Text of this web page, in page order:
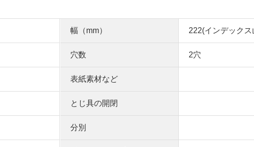
幅（mm） 222(インデック
穴数 2穴
表紙素材など
とじ具の開閉
分別